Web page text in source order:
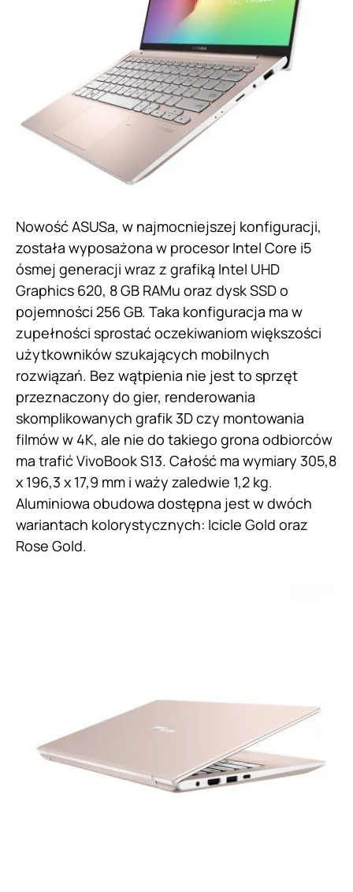
Nowość ASUSa, w najmocniejszej konfiguracji,
została wyposażona w procesor Intel Core i5
ósmej generacji wraz z grafiką Intel UHD
Graphics 620, 8 GB RAMu oraz dysk SSD o
pojemności 256 GB. Taka konfiguracja ma w
zupełności sprostać oczekiwaniom większości
użytkowników szukających mobilnych
rozwiązań. Bez wątpienia nie jest to sprzęt
przeznaczony do gier, renderowania
skomplikowanych grafik 3D czy montowania
filmów w 4K, ale nie do takiego grona odbiorców
ma trafić VivoBook S13. Całość ma wymiary 305,8
x 196,3 x 17,9 mm i waży zaledwie 1,2 kg.
Aluminiowa obudowa dostępna jest w dwóch
wariantach kolorystycznych: Icicle Gold oraz
Rose Gold.